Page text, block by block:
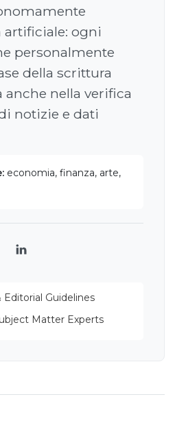
artificiale: ogni
personalmente
della scrittura
anche nella verifica
notizie e dati
economia, finanza, arte,
LinkedIn
Editorial Guidelines
Matter Experts